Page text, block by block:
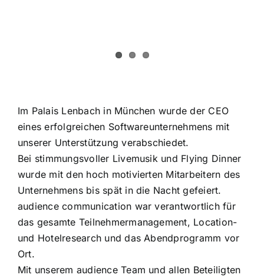
Im Palais Lenbach in München wurde der CEO
eines erfolgreichen Softwareunternehmens mit
unserer Unterstützung verabschiedet.
Bei stimmungsvoller Livemusik und Flying Dinner
wurde mit den hoch motivierten Mitarbeitern des
Unternehmens bis spät in die Nacht gefeiert.
audience communication war verantwortlich für
das gesamte Teilnehmermanagement, Location-
und Hotelresearch und das Abendprogramm vor
Ort.
Mit unserem audience Team und allen Beteiligten